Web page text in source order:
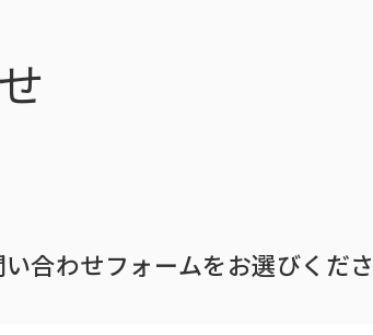
在地 ビジョン
合わせフォームをお選びくだ